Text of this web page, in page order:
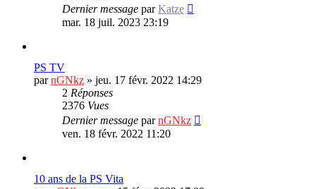
Dernier message parKatze
mar. 18 juil. 2023 23:19
PS TV
parnGNkz » jeu. 17 févr. 2022 14:29
2 Réponses
2376 Vues
Dernier message parnGNkz
ven. 18 févr. 2022 11:20
10 ans de la PS Vita